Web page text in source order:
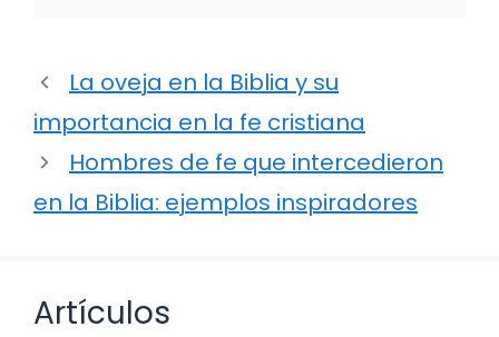
La oveja en la Biblia y su
importancia en la fe cristiana
Hombres de fe que intercedieron
en la Biblia: ejemplos inspiradores
Artículos